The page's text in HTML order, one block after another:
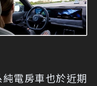
電房車也於近期